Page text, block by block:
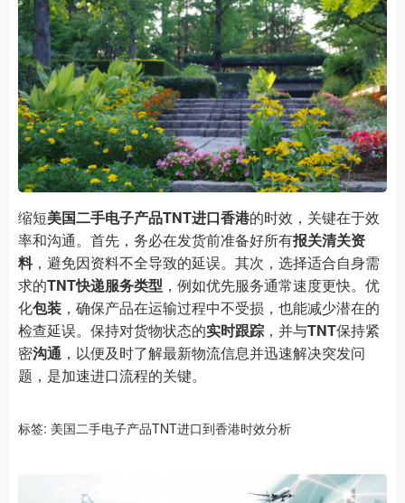
缩短美国二手电子产品TNT进口香港的时效，关键在于效
率和沟通。首先，务必在发货前准备好所有报关清关资
料，避免因资料不全导致的延误。其次，选择适合自身需
求的TNT快递服务类型 ，例如优先服务通常速度更快。优
化包装 ，确保产品在运输过程中不受损，也能减少潜在的
检查延误。保持对货物状态的实时跟踪 ，并与TNT保持紧
密沟通 ，以便及时了解最新物流信息并迅速解决突发问
题，是加速进口流程的关键。
标签: 美国二手电子产品TNT进口到香港时效分析